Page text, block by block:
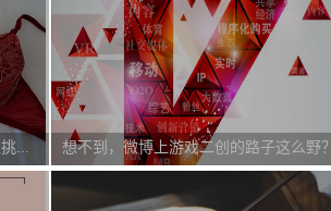
内衣品牌估值30亿美元，蕾哈娜可以挑战维密吗？ 想不到，微博上游戏二创的路子这么野？